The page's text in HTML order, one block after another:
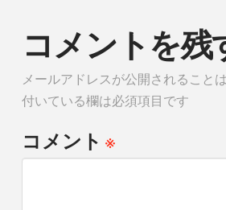
コメントを残
メールアドレスが公開されること
付いている欄は必須項目です
コメント※